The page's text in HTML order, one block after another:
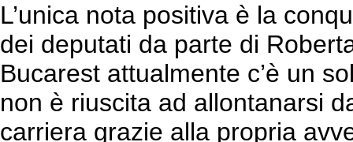
L’unica nota positiva è la
dei deputati da parte di
Bucarest attualmente c’è un
non è riuscita ad allontanarsi
carriera grazie alla propria